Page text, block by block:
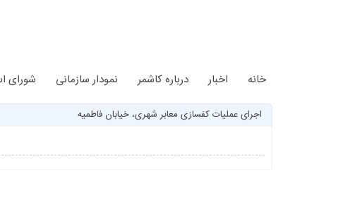
خانه اخبار درباره کاشمر نمودار سازمانی شورای
اجرای عملیات کفسازی معابر شهری، خیابان فاطمیه